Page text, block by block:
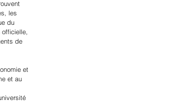
les
du
de
et
et au